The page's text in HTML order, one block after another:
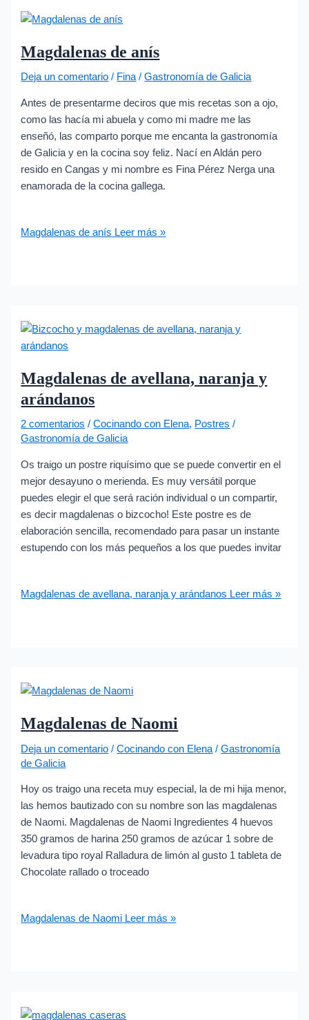
Magdalenas de anís
Deja un comentario / Fina/Gastronomía de Galicia
Antes de presentarme deciros que mis recetas son a ojo,
como las hacía mi abuela y como mi madre me las
enseñó, las comparto porque me encanta la gastronomía
de Galicia y en la cocina soy feliz. Nací en Aldán pero
resido en Cangas y mi nombre es Fina Pérez Nerga una
enamorada de la cocina gallega.
Magdalenas de anís Leer más »
Magdalenas de avellana, naranja y
arándanos
2 comentarios /Cocinando con Elena, Postres /
Gastronomía de Galicia
Os traigo un postre riquísimo que se puede convertir en el
mejor desayuno o merienda. Es muy versátil porque
puedes elegir el que será ración individual o un compartir,
es decir magdalenas o bizcocho! Este postre es de
elaboración sencilla, recomendado para pasar un instante
estupendo con los más pequeños a los que puedes invitar
Magdalenas de avellana, naranja y arándanos Leer más »
Magdalenas de Naomi
Deja un comentario /Cocinando con Elena /Gastronomía
de Galicia
Hoy os traigo una receta muy especial, la de mi hija menor,
las hemos bautizado con su nombre son las magdalenas
de Naomi. Magdalenas de Naomi Ingredientes 4 huevos
350 gramos de harina 250 gramos de azúcar 1 sobre de
levadura tipo royal Ralladura de limón al gusto 1 tableta de
Chocolate rallado o troceado
Magdalenas de Naomi Leer más »